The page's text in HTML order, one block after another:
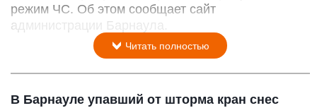
режим ЧС. Об этом сообщает сайт
администрации Барнаула.
Читать полностью
В Барнауле упавший от шторма кран снес